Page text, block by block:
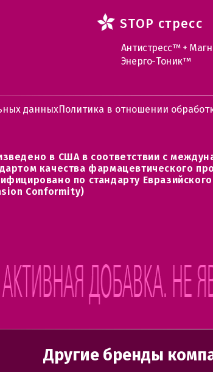
STOP стресс
Антистресс™ +
Энерго-Тоник™
данныхПолитика в отношении
в США в соответствии с
качества фармацевтического
по стандарту
Conformity)
Другие бренды